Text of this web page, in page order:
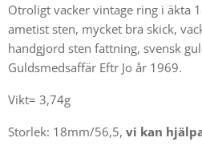
Otroligt vacker vintage ring i äkta
ametist sten, mycket bra skick,
handgjord sten fattning, svensk
Guldsmedsaffär Eftr Jo år 1969.
Vikt= 3,74g
Storlek: 18mm/56,5, vi kan